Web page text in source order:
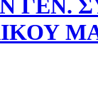
ΓΕΝ.